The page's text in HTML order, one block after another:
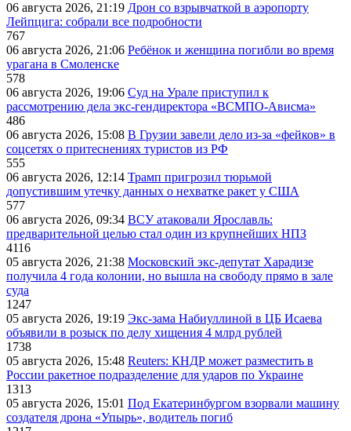
06 августа 2026, 21:19 Дрон со взрывчаткой в аэропорту
Лейпцига: собрали все подробности
767
06 августа 2026, 21:06 Ребёнок и женщина погибли во время
урагана в Смоленске
578
06 августа 2026, 19:06 Суд на Урале приступил к
рассмотрению дела экс-гендиректора «ВСМПО-Ависма»
486
06 августа 2026, 15:08 В Грузии завели дело из-за «фейков» в
соцсетях о притеснениях туристов из РФ
555
06 августа 2026, 12:14 Трамп пригрозил тюрьмой
допустившим утечку данных о нехватке ракет у США
577
06 августа 2026, 09:34 ВСУ атаковали Ярославль:
предварительной целью стал один из крупнейших НПЗ
4116
05 августа 2026, 21:38 Московский экс-депутат Харадизе
получила 4 года колонии, но вышла на свободу прямо в зале
суда
1247
05 августа 2026, 19:19 Экс-зама Набиуллиной в ЦБ Исаева
объявили в розыск по делу хищения 4 млрд рублей
1738
05 августа 2026, 15:48 Reuters: КНДР может разместить в
России ракетное подразделение для ударов по Украине
1313
05 августа 2026, 15:01 Под Екатеринбургом взорвали машину
создателя дрона «Упырь», водитель погиб